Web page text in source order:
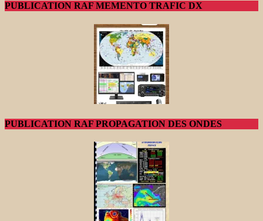
PUBLICATION RAF MEMENTO TRAFIC DX
PUBLICATION RAF PROPAGATION DES ONDES